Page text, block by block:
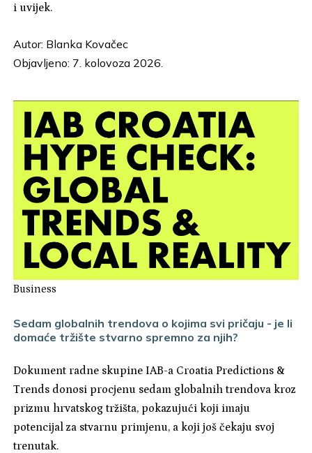
i uvijek.
Autor: Blanka Kovačec
Objavljeno: 7. kolovoza 2026.
Business
Sedam globalnih trendova o kojima svi pričaju - je li
domaće tržište stvarno spremno za njih?
Dokument radne skupine IAB-a Croatia Predictions &
Trends donosi procjenu sedam globalnih trendova kroz
prizmu hrvatskog tržišta, pokazujući koji imaju
potencijal za stvarnu primjenu, a koji još čekaju svoj
trenutak.